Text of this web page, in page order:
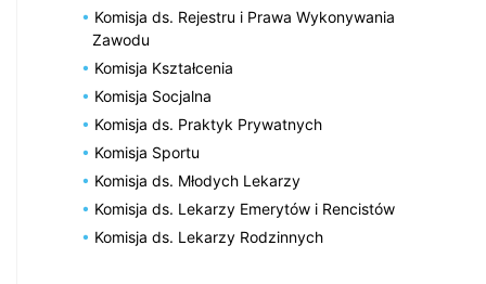
Komisja ds. Rejestru i Prawa Wykonywania
Zawodu
Komisja Kształcenia
Komisja Socjalna
Komisja ds. Praktyk Prywatnych
Komisja Sportu
Komisja ds. Młodych Lekarzy
Komisja ds. Lekarzy Emerytów i Rencistów
Komisja ds. Lekarzy Rodzinnych